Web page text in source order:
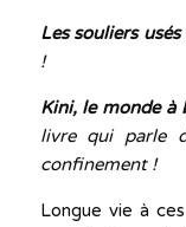
Les souliers usés
!
Kini, le monde à
livre qui parle
confinement !
Longue vie à